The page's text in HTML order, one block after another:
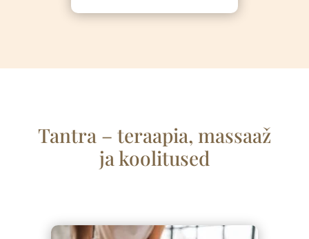
Tantra – teraapia, massaaž
ja koolitused